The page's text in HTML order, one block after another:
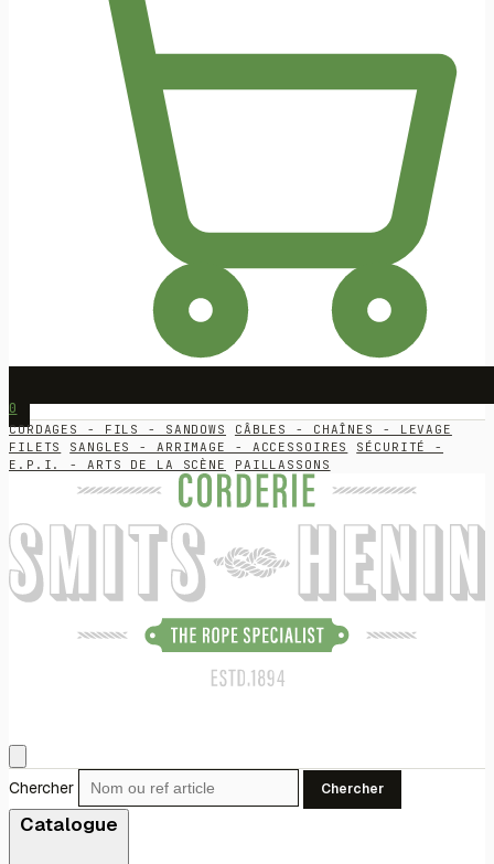
0
CORDAGES - FILS - SANDOWS
CÂBLES - CHAÎNES - LEVAGE
FILETS
SANGLES - ARRIMAGE - ACCESSOIRES
SÉCURITÉ -
E.P.I. - ARTS DE LA SCÈNE
PAILLASSONS
Chercher Chercher
Catalogue